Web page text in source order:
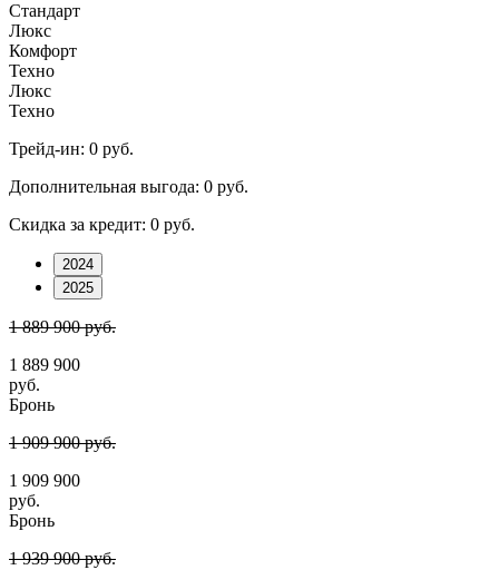
Стандарт
Люкс
Комфорт
Техно
Люкс
Техно
Трейд-ин: 0 руб.
Дополнительная выгода: 0 руб.
Скидка за кредит: 0 руб.
2024
2025
1 889 900 руб.
1 889 900
руб.
Бронь
1 909 900 руб.
1 909 900
руб.
Бронь
1 939 900 руб.